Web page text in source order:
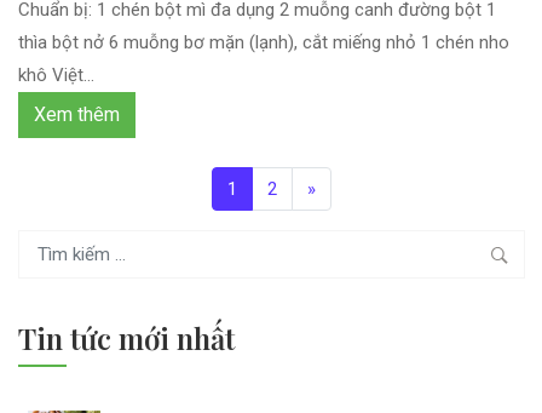
Chuẩn bị: 1 chén bột mì đa dụng 2 muỗng canh đường bột 1
thìa bột nở 6 muỗng bơ mặn (lạnh), cắt miếng nhỏ 1 chén nho
khô Việt...
Xem thêm
1 2 »
Tin tức mới nhất